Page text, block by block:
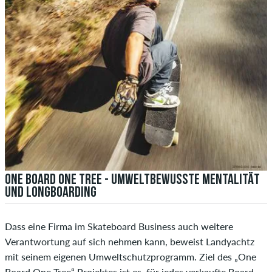
ONE BOARD ONE TREE - UMWELTBEWUSSTE MENTALITÄT
UND LONGBOARDING
Dass eine Firma im Skateboard Business auch weitere
Verantwortung auf sich nehmen kann, beweist Landyachtz
mit seinem eigenen Umweltschutzprogramm. Ziel des „One